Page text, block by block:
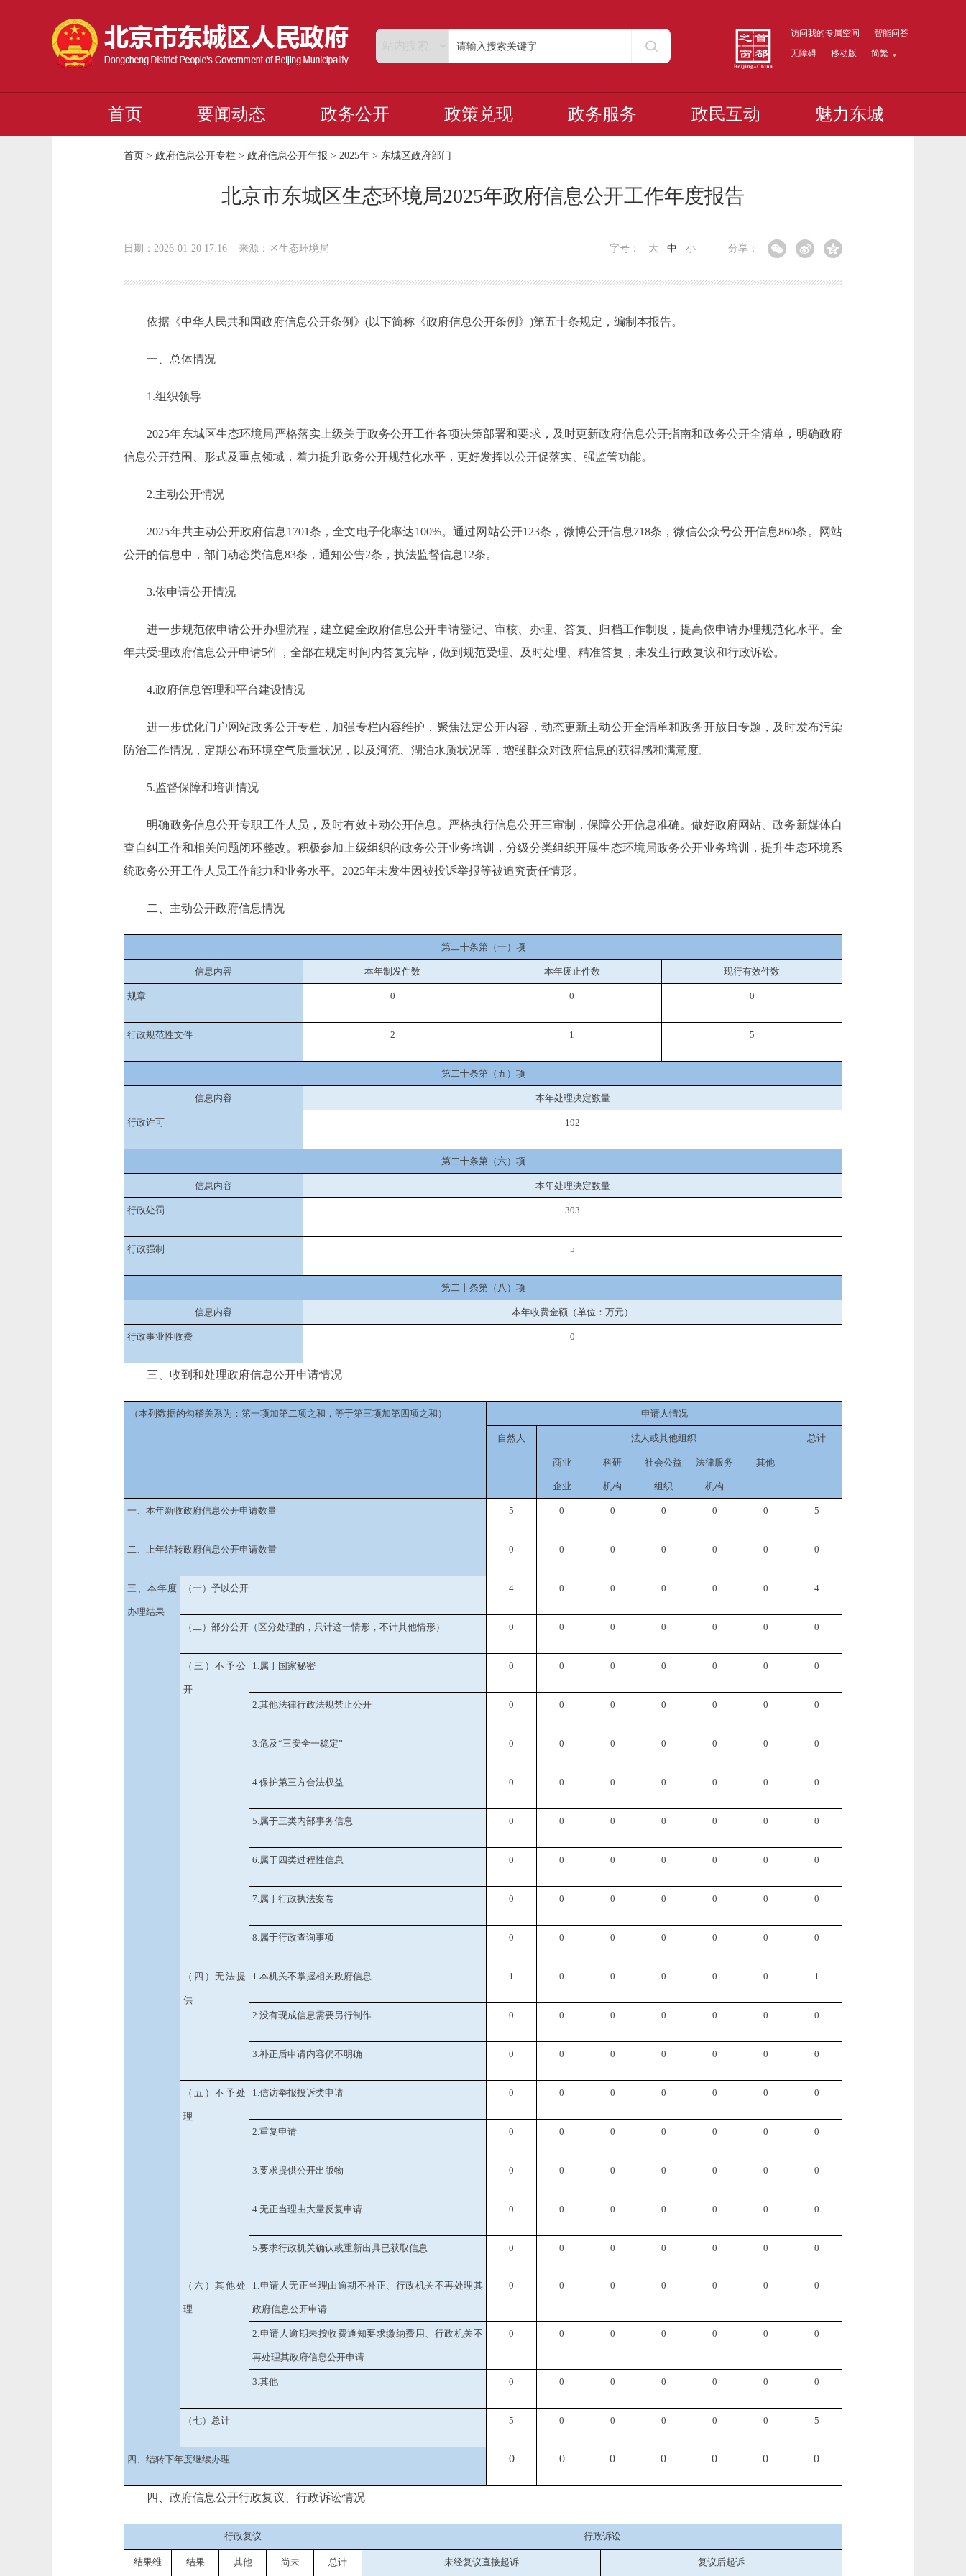
访问我的专属空间
智能问答
无障碍
移动版 简繁
首页 要闻动态 政务公开 政策兑现 政务服务 政民互动 魅力东城
首页 > 政府信息公开专栏 > 政府信息公开年报 > 2025年 > 东城区政府部门
北京市东城区生态环境局2025年政府信息公开工作年度报告
日期：2026-01-20 17:16 来源：区生态环境局 分享：
字号： 大 中 小
依据《中华人民共和国政府信息公开条例》(以下简称《政府信息公开条例》)第五十条规定，编制本报告。
一、总体情况
1.组织领导
2025年东城区生态环境局严格落实上级关于政务公开工作各项决策部署和要求，及时更新政府信息公开指南和政务公开全清单，明确政府
信息公开范围、形式及重点领域，着力提升政务公开规范化水平，更好发挥以公开促落实、强监管功能。
2.主动公开情况
2025年共主动公开政府信息1701条，全文电子化率达100%。通过网站公开123条，微博公开信息718条，微信公众号公开信息860条。网站
公开的信息中，部门动态类信息83条，通知公告2条，执法监督信息12条。
3.依申请公开情况
进一步规范依申请公开办理流程，建立健全政府信息公开申请登记、审核、办理、答复、归档工作制度，提高依申请办理规范化水平。全
年共受理政府信息公开申请5件，全部在规定时间内答复完毕，做到规范受理、及时处理、精准答复，未发生行政复议和行政诉讼。
4.政府信息管理和平台建设情况
进一步优化门户网站政务公开专栏，加强专栏内容维护，聚焦法定公开内容，动态更新主动公开全清单和政务开放日专题，及时发布污染
防治工作情况，定期公布环境空气质量状况，以及河流、湖泊水质状况等，增强群众对政府信息的获得感和满意度。
5.监督保障和培训情况
明确政务信息公开专职工作人员，及时有效主动公开信息。严格执行信息公开三审制，保障公开信息准确。做好政府网站、政务新媒体自
查自纠工作和相关问题闭环整改。积极参加上级组织的政务公开业务培训，分级分类组织开展生态环境局政务公开业务培训，提升生态环境系
统政务公开工作人员工作能力和业务水平。2025年未发生因被投诉举报等被追究责任情形。
二、主动公开政府信息情况
第二十条第（一）项
信息内容 本年制发件数 本年废止件数 现行有效件数
规章 0 0 0
行政规范性文件 2 1 5
第二十条第（五）项
信息内容 本年处理决定数量
行政许可 192
第二十条第（六）项
信息内容 本年处理决定数量
行政处罚 303
行政强制 5
第二十条第（八）项
信息内容 本年收费金额（单位：万元）
行政事业性收费 0
三、收到和处理政府信息公开申请情况
（本列数据的勾稽关系为：第一项加第二项之和，等于第三项加第四项之和） 申请人情况
自然人 法人或其他组织 总计
商业
企业
科研
机构
社会公益
组织
法律服务
机构
其他
一、本年新收政府信息公开申请数量 5 0 0 0 0 0 5
二、上年结转政府信息公开申请数量 0 0 0 0 0 0 0
三、本年度
办理结果
（一）予以公开 4 0 0 0 0 0 4
（二）部分公开 （区分处理的，只计这一情形，不计其他情形） 0 0 0 0 0 0 0
（三）不予公
开
1.属于国家秘密 0 0 0 0 0 0 0
2.其他法律行政法规禁止公开 0 0 0 0 0 0 0
3.危及“三安全一稳定” 0 0 0 0 0 0 0
4.保护第三方合法权益 0 0 0 0 0 0 0
5.属于三类内部事务信息 0 0 0 0 0 0 0
6.属于四类过程性信息 0 0 0 0 0 0 0
7.属于行政执法案卷 0 0 0 0 0 0 0
8.属于行政查询事项 0 0 0 0 0 0 0
（四）无法提
供
1.本机关不掌握相关政府信息 1 0 0 0 0 0 1
2.没有现成信息需要另行制作 0 0 0 0 0 0 0
3.补正后申请内容仍不明确 0 0 0 0 0 0 0
（五）不予处
理
1.信访举报投诉类申请 0 0 0 0 0 0 0
2.重复申请 0 0 0 0 0 0 0
3.要求提供公开出版物 0 0 0 0 0 0 0
4.无正当理由大量反复申请 0 0 0 0 0 0 0
5.要求行政机关确认或重新出具已获取信息 0 0 0 0 0 0 0
（六）其他处
理
1.申请人无正当理由逾期不补正、行政机关不再处理其
政府信息公开申请
0 0 0 0 0 0 0
2.申请人逾期未按收费通知要求缴纳费用、行政机关不
再处理其政府信息公开申请
0 0 0 0 0 0 0
3.其他 0 0 0 0 0 0 0
（七）总计 5 0 0 0 0 0 5
四、结转下年度继续办理 0 0 0 0 0 0 0
四、政府信息公开行政复议、行政诉讼情况
行政复议 行政诉讼
结果维 结果 其他 尚未 总计 未经复议直接起诉 复议后起诉